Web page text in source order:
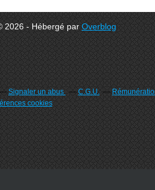
2026 - Hébergé parOverblog
Signaler un abus C.G.U.
cookies